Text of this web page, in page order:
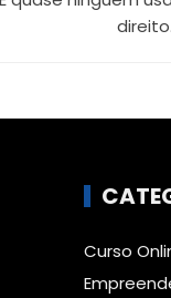
direito.
Curso